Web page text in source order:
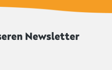
Newsletter